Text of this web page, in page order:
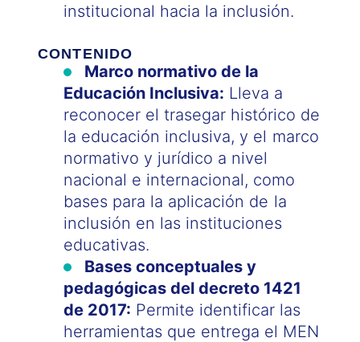
institucional hacia la inclusión.
CONTENIDO
Marco normativo de la
Educación Inclusiva: Lleva a
reconocer el trasegar histórico de
la educación inclusiva, y el marco
normativo y jurídico a nivel
nacional e internacional, como
bases para la aplicación de la
inclusión en las instituciones
educativas.
Bases conceptuales y
pedagógicas del decreto 1421
de 2017: Permite identificar las
herramientas que entrega el MEN